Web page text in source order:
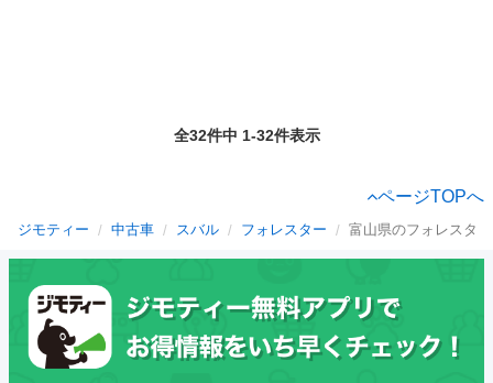
全32件中 1-32件表示
ページTOPへ
ジモティー 中古車 スバル フォレスター 富山県のフォレスター